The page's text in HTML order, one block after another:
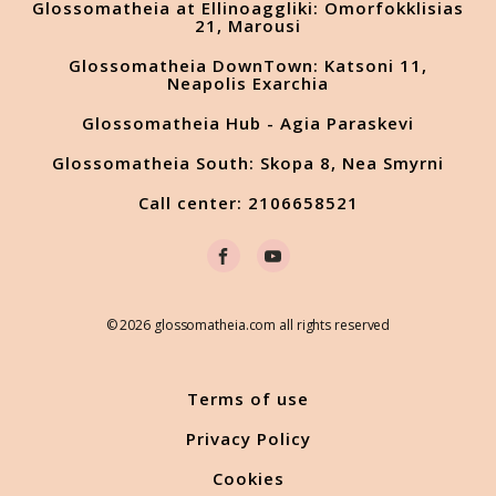
Glossomatheia at Ellinoaggliki: Omorfokklisias
21, Marousi
Glossomatheia DownTown: Katsoni 11,
Neapolis Exarchia
Glossomatheia Hub - Agia Paraskevi
Glossomatheia South: Skopa 8, Nea Smyrni
Call center: 2106658521
© 2026 glossomatheia.com all rights reserved
Terms of use
Privacy Policy
Cookies